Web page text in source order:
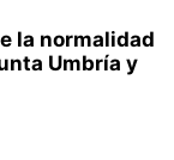
la normalidad
Umbría y